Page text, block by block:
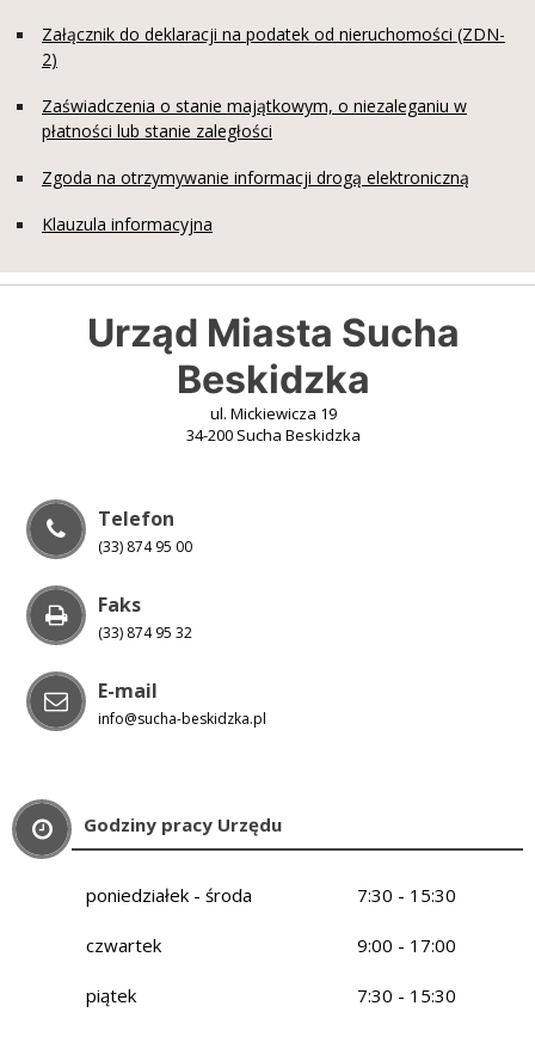
Załącznik do deklaracji na podatek od nieruchomości (ZDN-
2)
Zaświadczenia o stanie majątkowym, o niezaleganiu w
płatności lub stanie zaległości
Zgoda na otrzymywanie informacji drogą elektroniczną
Klauzula informacyjna
Urząd Miasta Sucha
Beskidzka
ul. Mickiewicza 19
34-200 Sucha Beskidzka
Telefon
(33) 874 95 00
Faks
(33) 874 95 32
E-mail
info@sucha-beskidzka.pl
Godziny pracy Urzędu
poniedziałek - środa 7:30 - 15:30
czwartek 9:00 - 17:00
piątek 7:30 - 15:30